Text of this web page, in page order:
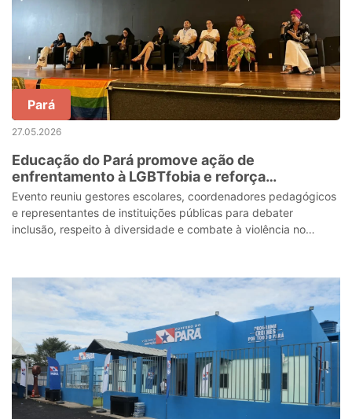
Pará
27.05.2026
Educação do Pará promove ação de
enfrentamento à LGBTfobia e reforça
acolhimento nas escolas estaduais
Evento reuniu gestores escolares, coordenadores pedagógicos
e representantes de instituições públicas para debater
inclusão, respeito à diversidade e combate à violência no